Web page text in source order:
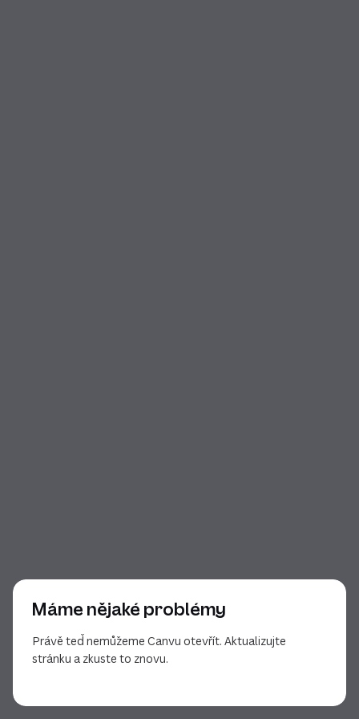
Máme nějaké problémy
Právě teď nemůžeme Canvu otevřít. Aktualizujte
stránku a zkuste to znovu.